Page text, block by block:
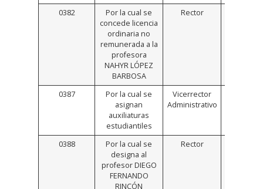
0382
Por la cual se
concede licencia
ordinaria no
remunerada a la
profesora
NAHYR LÓPEZ
BARBOSA
Rector
0387
Por la cual se
asignan
auxiliaturas
estudiantiles
Vicerrector
Administrativo
0388
Por la cual se
designa al
profesor DIEGO
FERNANDO
RINCÓN
Rector